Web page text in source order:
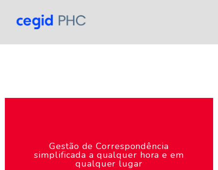
Gestão de Correspondência
simplificada a qualquer hora e em
qualquer lugar